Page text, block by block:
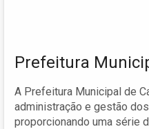
Prefeitura
A Prefeitura Municipal de
administração e gestão
proporcionando uma série